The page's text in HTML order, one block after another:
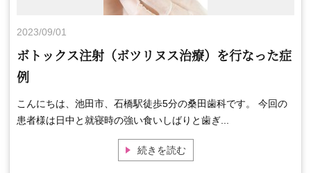
2023/09/01
ボトックス注射（ボツリヌス治療）を行なった症
例
こんにちは、池田市、石橋駅徒歩5分の桑田歯科です。 今回の
患者様は日中と就寝時の強い食いしばりと歯ぎ...
続きを読む